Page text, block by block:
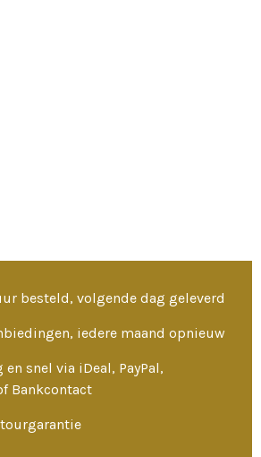
besteld, volgende dag geleverd
iedere maand opnieuw
snel via iDeal, PayPal,
Bankcontact